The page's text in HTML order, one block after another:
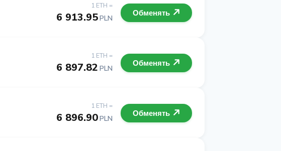
1 ETH =
6 913.95PLN
Обменять
1 ETH =
6 897.82 PLN
Обменять
1 ETH =
6 896.90PLN
Обменять